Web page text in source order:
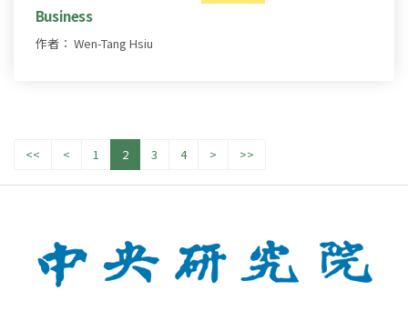
Business
作者： Wen-Tang Hsiu
<< < 1 2 3 4 > >>